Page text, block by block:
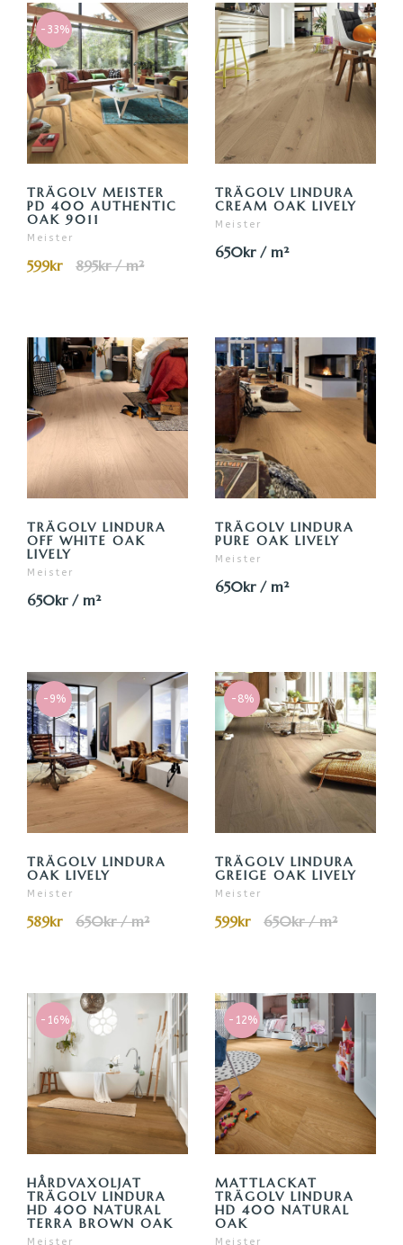
-33%
TRÄGOLV MEISTER
PD 400 AUTHENTIC
OAK 9011
Meister
599kr 895kr / m²
TRÄGOLV LINDURA
CREAM OAK LIVELY
Meister
650kr / m²
TRÄGOLV LINDURA
OFF WHITE OAK
LIVELY
Meister
650kr / m²
TRÄGOLV LINDURA
PURE OAK LIVELY
Meister
650kr / m²
-9%
TRÄGOLV LINDURA
OAK LIVELY
Meister
589kr 650kr / m²
-8%
TRÄGOLV LINDURA
GREIGE OAK LIVELY
Meister
599kr 650kr / m²
-16%
HÅRDVAXOLJAT
TRÄGOLV LINDURA
HD 400 NATURAL
TERRA BROWN OAK
Meister
-12%
MATTLACKAT
TRÄGOLV LINDURA
HD 400 NATURAL
OAK
Meister